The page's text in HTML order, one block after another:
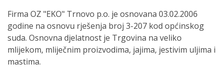
Firma OZ "EKO" Trnovo p.o. je osnovana 03.02.2006
godine na osnovu rješenja broj 3-207 kod općinskog
suda. Osnovna djelatnost je Trgovina na veliko
mlijekom, mliječnim proizvodima, jajima, jestivim uljima i
mastima.